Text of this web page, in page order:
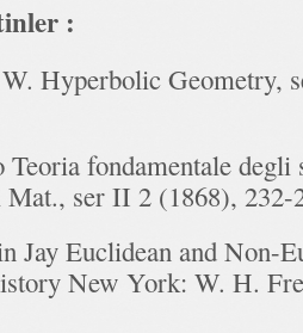
:
Hyperbolic Geometry,
Teoria fondamentale degli
ser II 2 (1868), 232-
Jay Euclidean and Non-
New York: W. H.